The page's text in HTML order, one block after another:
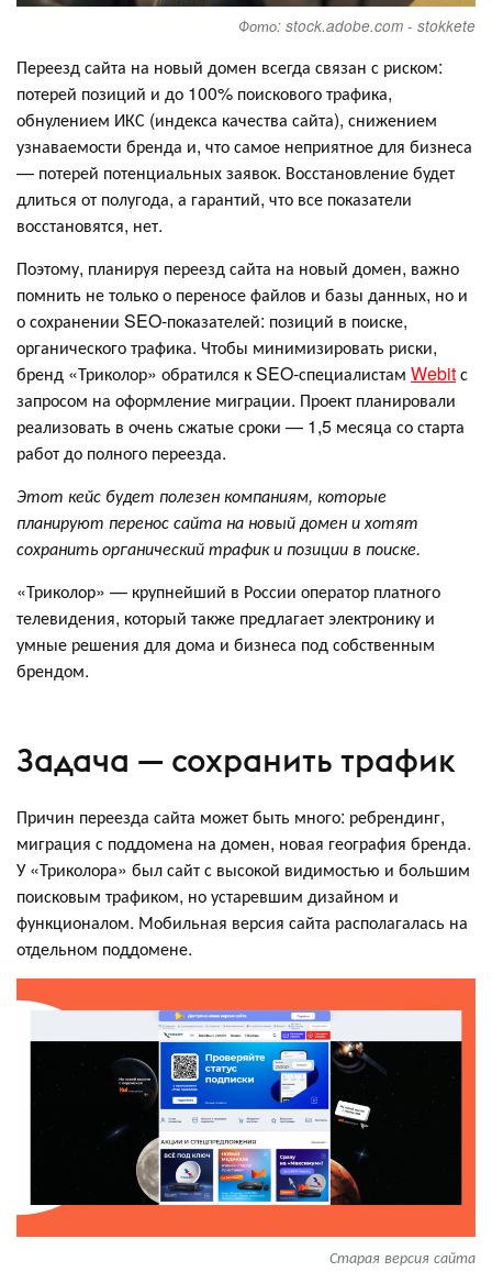
Фото: stock.adobe.com - stokkete
Переезд сайта на новый домен всегда связан с риском:
потерей позиций и до 100% поискового трафика,
обнулением ИКС (индекса качества сайта), снижением
узнаваемости бренда и, что самое неприятное для бизнеса
— потерей потенциальных заявок. Восстановление будет
длиться от полугода, а гарантий, что все показатели
восстановятся, нет.
Поэтому, планируя переезд сайта на новый домен, важно
помнить не только о переносе файлов и базы данных, но и
о сохранении SEO-показателей: позиций в поиске,
органического трафика. Чтобы минимизировать риски,
бренд «Триколор» обратился к SEO-специалистам Webitс
запросом на оформление миграции. Проект планировали
реализовать в очень сжатые сроки — 1,5 месяца со старта
работ до полного переезда.
Этот кейс будет полезен компаниям, которые
планируют перенос сайта на новый домен и хотят
сохранить органический трафик и позиции в поиске.
«Триколор» — крупнейший в России оператор платного
телевидения, который также предлагает электронику и
умные решения для дома и бизнеса под собственным
брендом.
Задача — сохранить трафик
Причин переезда сайта может быть много: ребрендинг,
миграция с поддомена на домен, новая география бренда.
У «Триколора» был сайт с высокой видимостью и большим
поисковым трафиком, но устаревшим дизайном и
функционалом. Мобильная версия сайта располагалась на
отдельном поддомене.
Старая версия сайта